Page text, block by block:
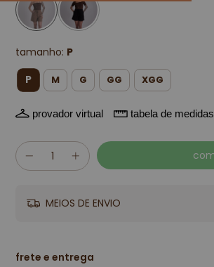
tamanho: P
P M G GG XGG
provador virtual tabela de medidas
MEIOS DE ENVIO
frete e entrega